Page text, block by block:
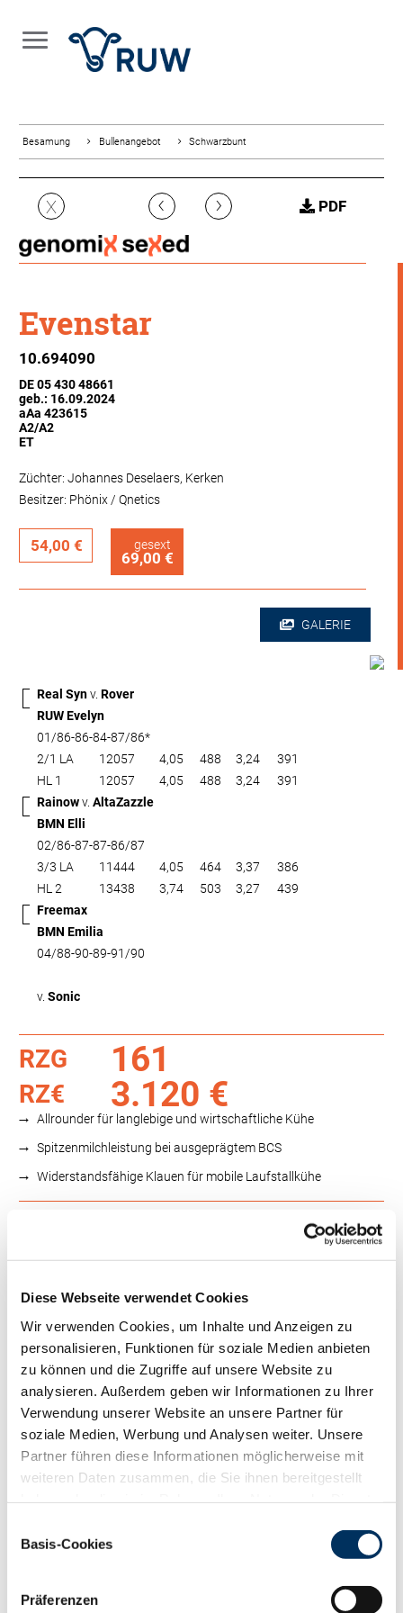
Diese Webseite verwendet Cookies
Wir verwenden Cookies, um Inhalte und Anzeigen zu
personalisieren, Funktionen für soziale Medien anbieten
zu können und die Zugriffe auf unsere Website zu
analysieren. Außerdem geben wir Informationen zu Ihrer
Verwendung unserer Website an unsere Partner für
soziale Medien, Werbung und Analysen weiter. Unsere
Partner führen diese Informationen möglicherweise mit
weiteren Daten zusammen, die Sie ihnen bereitgestellt
Cookies, wenn Sie unsere Webseite weiterhin nutzen.
Basis-Cookies
Präferenzen
Besamung Bullenangebot Schwarzbunt
X ‹ › PDF
Evenstar
10.694090
DE 05 430 48661
geb.: 16.09.2024
aAa 423615
A2/A2
ET
Züchter: Johannes Deselaers, Kerken
Besitzer: Phönix / Qnetics
54,00 € gesext
69,00 €
GALERIE
Real Synv. Rover
RUW Evelyn
01/86-86-84-87/86*
2/1 LA
12057 4,05 488 3,24
391
HL 1
12057 4,05 488 3,24
391
Rainowv. AltaZazzle
BMN Elli
02/86-87-87-86/87
3/3 LA
11444 4,05 464 3,37
386
HL 2
13438 3,74 503 3,27
439
Freemax
BMN Emilia
04/88-90-89-91/90
v. Sonic
RZG 161
RZ€ 3.120 €
Allrounder für langlebige und wirtschaftliche Kühe
Spitzenmilchleistung bei ausgeprägtem BCS
Widerstandsfähige Klauen für mobile Laufstallkühe
RZS
RZR
RZKd
103
RZKm
RZÖko
153
Gesundheit
RZGesund
128
RZEuterfit
RZKlaue
122
114
RZRepro
112
RZKälberfit 113